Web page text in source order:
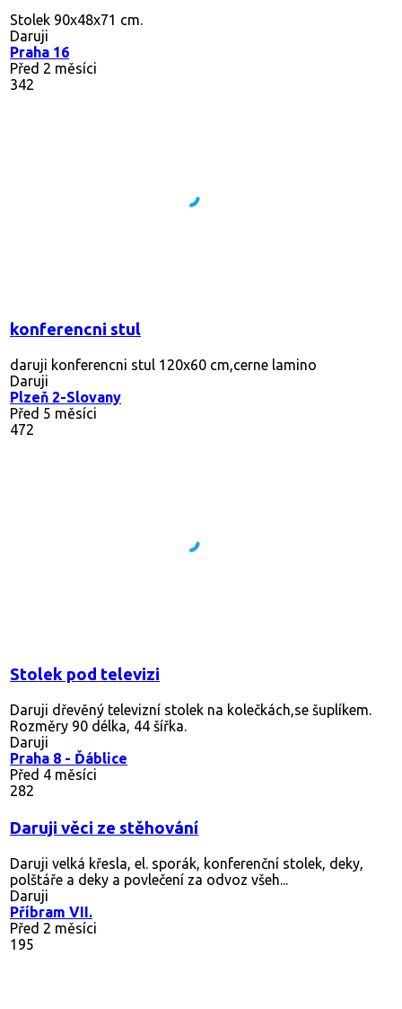
Stolek 90x48x71 cm.
Daruji
Praha 16
Před 2 měsíci
342
konferencni stul
daruji konferencni stul 120x60 cm,cerne lamino
Daruji
Plzeň 2-Slovany
Před 5 měsíci
472
Stolek pod televizi
Daruji dřevěný televizní stolek na kolečkách,se šuplíkem.
Rozměry 90 délka, 44 šířka.
Daruji
Praha 8 - Ďáblice
Před 4 měsíci
282
Daruji věci ze stěhování
Daruji velká křesla, el. sporák, konferenční stolek, deky,
polštáře a deky a povlečení za odvoz všeh...
Daruji
Příbram VII.
Před 2 měsíci
195